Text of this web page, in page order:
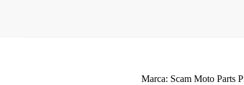
Marca: Scam Moto Parts